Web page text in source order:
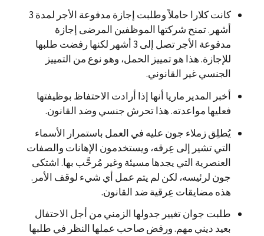
كانت كلارا حاملاً وطلبت إجازة مدفوعة الأجر لمدة 3
أشهر. تمنح شركتها الموظفين المرضى إجازة
مدفوعة الأجر تصل إلى 3 أشهر لكنها رفضت طلبها
للإجازة. هذا هو تمييز الحمل، وهو نوع من التمييز
الجنسي غير القانوني.
أخبر المدير ماريا أنها إذا أرادت الاحتفاظ بوظيفتها
فعليها مواعدته. هذا تحرش جنسي وضد القانون.
يُطلِق زملاء جون عليه في العمل باستمرار الأسماء
التي تشير إلى عِرقه، ويستخدمون الإهانات والصفات
العنصرية التي يجدها مسيئة وغير مُرحَّب بها. اشتكى
جون لرئيسه، لكن لم يتم عمل أي شيء لوقف الأمر.
هذه مضايقات عِرقية ضد القانون.
طلبت جوان تغيير جدولها الزمني من أجل الاحتفال
بعيد ديني مهم. ورفض صاحب عملها النظر في طلبها